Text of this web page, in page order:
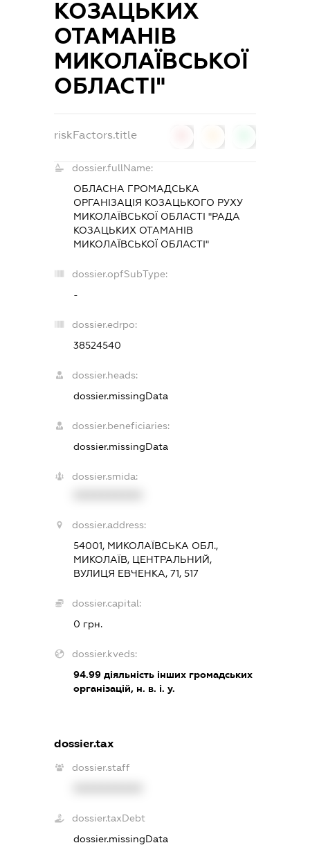
КОЗАЦЬКИХ
ОТАМАНІВ
МИКОЛАЇВСЬКОЇ
ОБЛАСТІ"
riskFactors.title
dossier.fullName:
ОБЛАСНА ГРОМАДСЬКА
ОРГАНІЗАЦІЯ КОЗАЦЬКОГО РУХУ
МИКОЛАЇВСЬКОЇ ОБЛАСТІ "РАДА
КОЗАЦЬКИХ ОТАМАНІВ
МИКОЛАЇВСЬКОЇ ОБЛАСТІ"
dossier.opfSubType:
-
dossier.edrpo:
38524540
dossier.heads:
dossier.missingData
dossier.beneficiaries:
dossier.missingData
dossier.smida:
dossier.address:
54001, МИКОЛАЇВСЬКА ОБЛ.,
МИКОЛАЇВ, ЦЕНТРАЛЬНИЙ,
ВУЛИЦЯ ЕВЧЕНКА, 71, 517
dossier.capital:
0 грн.
dossier.kveds:
94.99 діяльність інших громадських
організацій, н. в. і. у.
dossier.tax
dossier.staff
dossier.taxDebt
dossier.missingData